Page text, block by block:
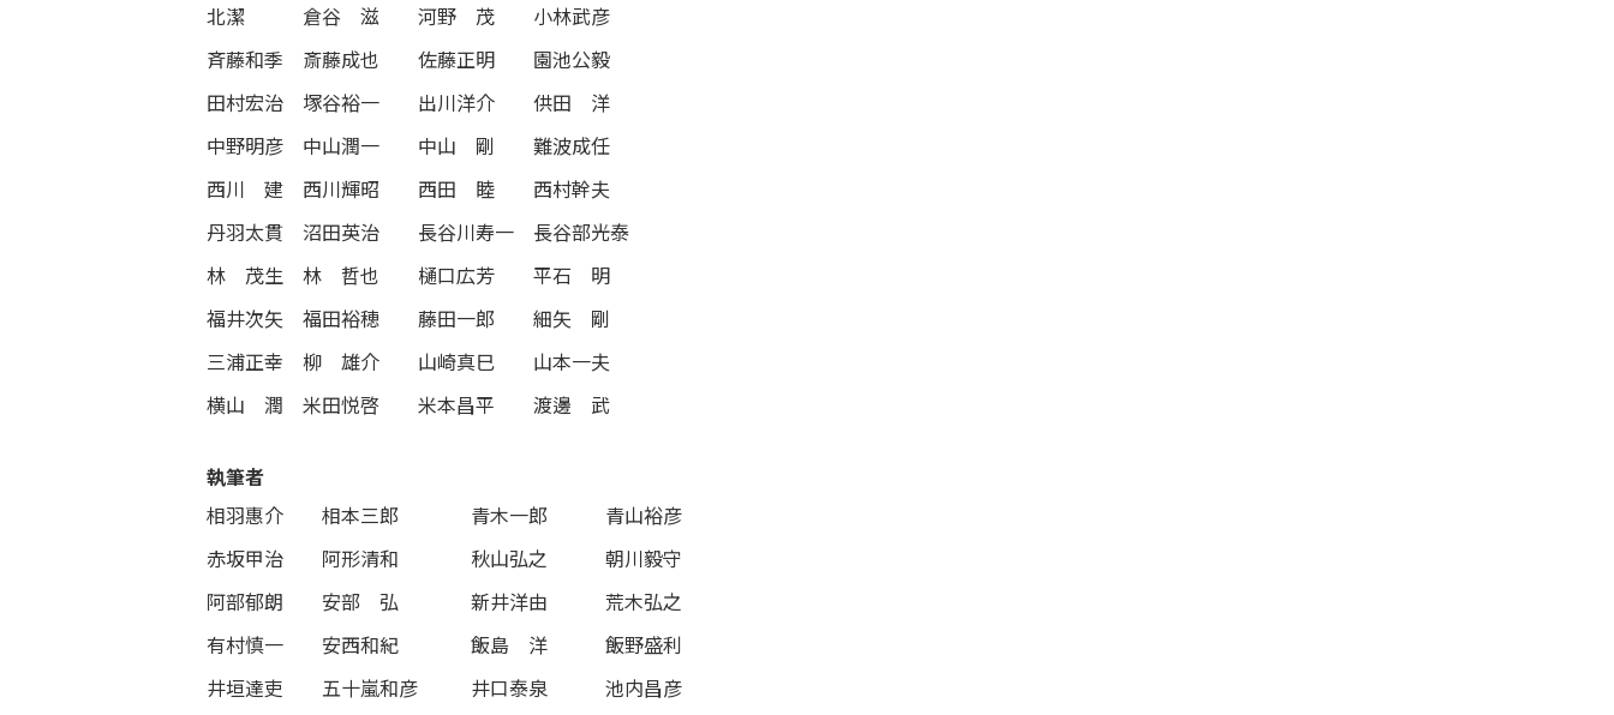
北潔
倉谷 滋 河野 茂
小林武彦
斉藤和季
斎藤成也 佐藤正明
園池公毅
田村宏治
塚谷裕一 出川洋介
供田 洋
中野明彦
中山潤一 中山 剛
難波成任
西川 建
西川輝昭 西田 睦
西村幹夫
丹羽太貫
沼田英治 長谷川寿一
長谷部光泰
林 茂生
林 哲也 樋口広芳
平石 明
福井次矢
福田裕穂 藤田一郎
細矢 剛
三浦正幸
柳 雄介 山崎真巳
山本一夫
横山 潤
米田悦啓 米本昌平 渡邊 武
執筆者
相羽惠介
相本三郎 青木一郎
青山裕彦
赤坂甲治
阿形清和 秋山弘之
朝川毅守
阿部郁朗
安部 弘 新井洋由
荒木弘之
有村慎一
安西和紀 飯島 洋
飯野盛利
井垣達吏
五十嵐和彦 井口泰泉
池内昌彦